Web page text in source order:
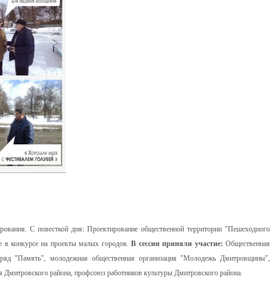
С повесткой дня: Проектирование общественной территории "Пешеходного
в конкурсе на проекты малых городов.В сессии приняли участие:Общественная
"Память", молодежная общественная организация "Молодежь Дмитровщины",
района, профсоюз работников культуры Дмитровского района.